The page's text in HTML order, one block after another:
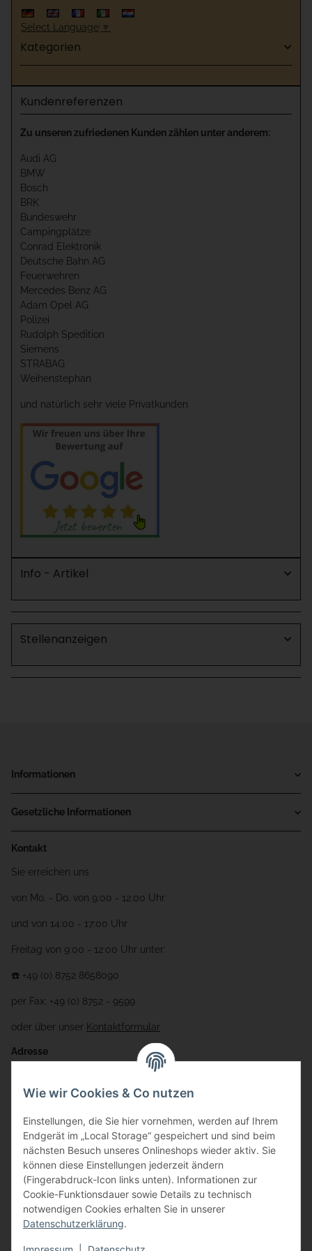
Select Language ▼
Kategorien
Kundenreferenzen
Zu unseren zufriedenen Kunden zählen unter anderem:
Audi AG
BMW
Bosch
BRK
Bundeswehr
Campingplätze
Conrad Elektronik
Deutsche Bahn AG
Feuerwehren
Mercedes Benz AG
Adam Opel AG
Polizei
Rudolph Spedition
Siemens
STRABAG
Weihenstephan
und natürlich sehr viele Privatkunden
Info - Artikel
Stellenanzeigen
Informationen
Gesetzliche Informationen
Kontakt
Sie erreichen uns
von Mo. - Do. von 9:00 - 12:00 Uhr
und von 14:00 - 17:00 Uhr
Freitag von 9:00 - 12:00 Uhr unter:
☎️ +49 (0) 8752 8658090
per Fax: +49 (0) 8752 - 9599
oder über unser Kontaktformular
Adresse
Gewerbering 17
84072 Au i.d. Hallertau
info@bauer-tore.de
Wie wir Cookies & Co nutzen
Einstellungen, die Sie hier vornehmen, werden auf Ihrem
Endgerät im „Local Storage“ gespeichert und sind beim
nächsten Besuch unseres Onlineshops wieder aktiv. Sie
können diese Einstellungen jederzeit ändern
(Fingerabdruck-Icon links unten). Informationen zur
Cookie-Funktionsdauer sowie Details zu technisch
notwendigen Cookies erhalten Sie in unserer
Datenschutzerklärung.